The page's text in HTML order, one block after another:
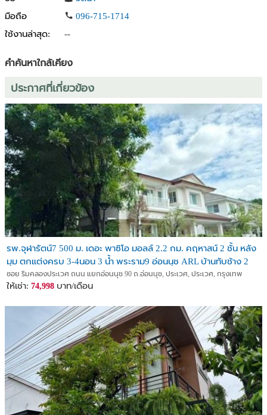
สนใจติดต่อ/นัดชมบ้าน
แอดไลน์ด้วยเบอร์โทรได้เลยค่ะ
มือถือ
096-715-1714
ใช้งานล่าสุด:
--
คำค้นหาใกล้เคียง
ประกาศที่เกี่ยวข้อง
รพ.จุฬารัตน์7 500 ม. เดอะ พาซิโอ มอลล์ 2.2 กม. คฤหาสน์ 2 ชั้น หลัง
มุม ตกแต่งครบ 3-4นอน 3 น้ำ พระราม9 อ่อนนุช ARL บ้านทับช้าง 2
กม.
ซอย ริมคลองประเวศ ถนน แยกอ่อนนุช 90 ถ.อ่อนนุช, ประเวศ, ประเวศ, กรุงเทพ
ให้เช่า: 74,998 บาท/เดือน